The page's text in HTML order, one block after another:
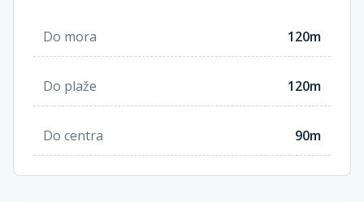
Do mora 120m
Do plaže 120m
Do centra 90m